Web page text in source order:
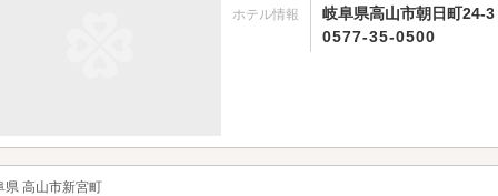
ホテル情報
岐阜県高山市朝日町24-3
0577-35-0500
県 高山市新宮町